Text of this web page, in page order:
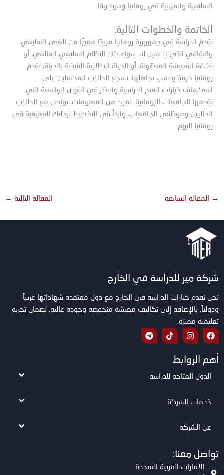
التعليمية والمهنية في رومانيا ومولدوفا.
الخاتمة والخطوات التالية.
تقدم الدراسة في جمهورية رومانيا مزيجًا مميزًا من الغنى التعليمي
والثقافي الذي لا مثيل له. سواء كان النظام التعليمي العالمي، أو
تكلفة المعيشة المعقولة، أو الحياة الطلابية النابضة بالحياة، تقدم
رومانيا حزمة يصعب تجاهلها. نشجع الطلاب المحتملين على
استكشاف خيارات المنح الدراسية والنظر في الفرص الواسعة التي
تقدمها الجامعات الرومانية. لمزيد من المعلومات، تواصل مع الطلاب
الحاليين وموظفي الجامعات، وابدأ في التخطيط لرحلتك التعليمية في
رومانيا اليوم.
→ المقالة السابقة المقالة التالية ←
شركة مير للدراسة في الخارج
نحن نقدم خيارات الدراسة في الخارج مع دول معتمدة شهاداتها عربياً
ودولياً, بالإضافة إلى تكاليف معيشة منخفضة وجودة عالية, لضمان تجربة
تعليمية مميزة.
أهم الروابط
الدول المتاحة للدراسة
خدمات الشركة
عن الشركة
تواصل معنا:
الإمارات العربية المتحدة